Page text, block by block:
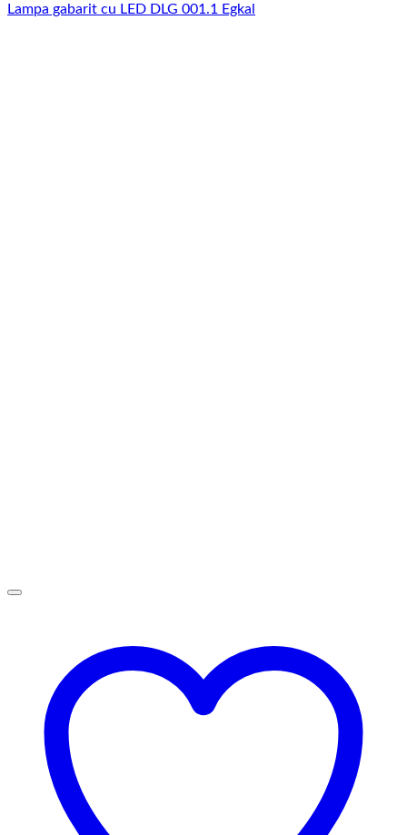
Lampa gabarit cu LED DLG 001.1 Egkal